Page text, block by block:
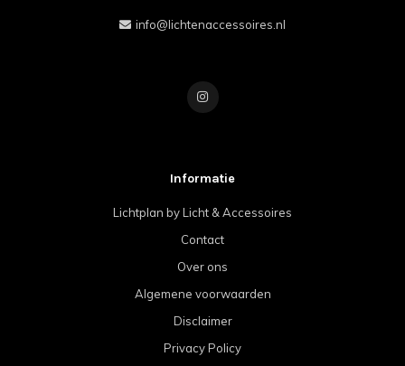
info@lichtenaccessoires.nl
Informatie
Lichtplan by Licht & Accessoires
Contact
Over ons
Algemene voorwaarden
Disclaimer
Privacy Policy